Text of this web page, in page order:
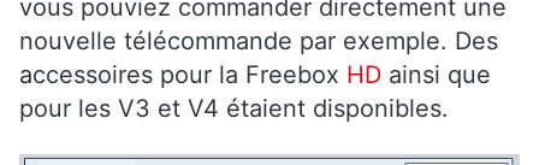
vous pouviez commander directement une
nouvelle télécommande par exemple. Des
accessoires pour la Freebox HD ainsi que
pour les V3 et V4 étaient disponibles.